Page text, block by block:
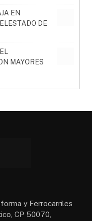
EN
DE
MAYORES
y Ferrocarriles
CP 50070,